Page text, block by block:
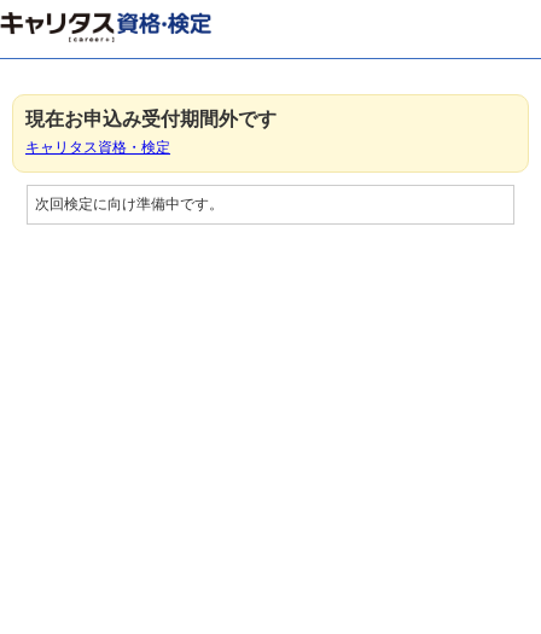
現在お申込み受付期間外です
キャリタス資格・検定
次回検定に向け準備中です。